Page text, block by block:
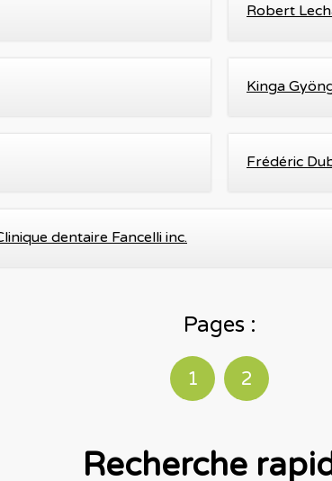
Robert
Kinga
Frédéric
dentaire Fancelli inc.
Pages :
1 2
Recherche